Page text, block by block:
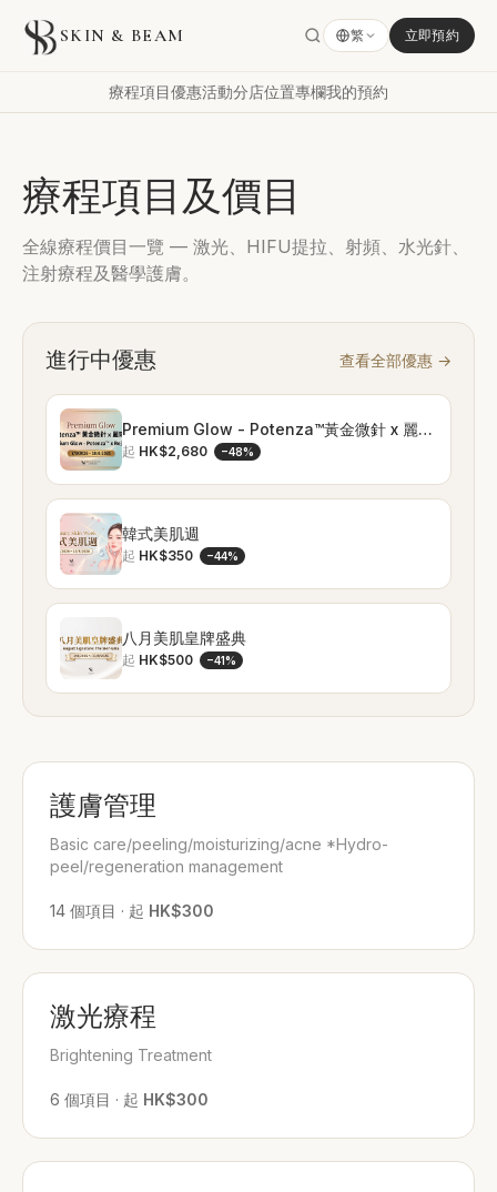
SKIN & BEAM 繁 立即預約
療程項目優惠活動分店位置專欄我的預約
療程項目及價目
全線療程價目一覽 — 激光、HIFU提拉、射頻、水光針、
注射療程及醫學護膚。
進行中優惠 查看全部優惠 →
Premium Glow - Potenza™黃金微針 x 麗珠蘭
起 HK$2,680 −48%
韓式美肌週
起 HK$350 −44%
八月美肌皇牌盛典
起 HK$500 −41%
護膚管理
Basic care/peeling/moisturizing/acne *Hydro-
peel/regeneration management
14 個項目 · 起 HK$300
激光療程
Brightening Treatment
6 個項目 · 起 HK$300